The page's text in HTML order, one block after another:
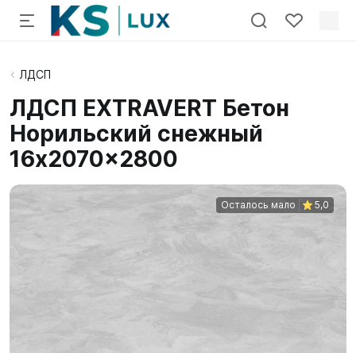
ЛДСП
ЛДСП EXTRAVERT Бетон
Норильский снежный
16x2070x2800
Осталось мало 5,0